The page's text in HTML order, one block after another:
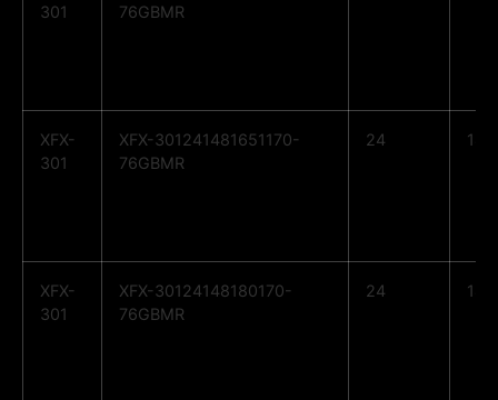
301
76GBMR
XFX-
301
XFX-301241481651170-
76GBMR
24 14
XFX-
301
XFX-30124148180170-
76GBMR
24 14